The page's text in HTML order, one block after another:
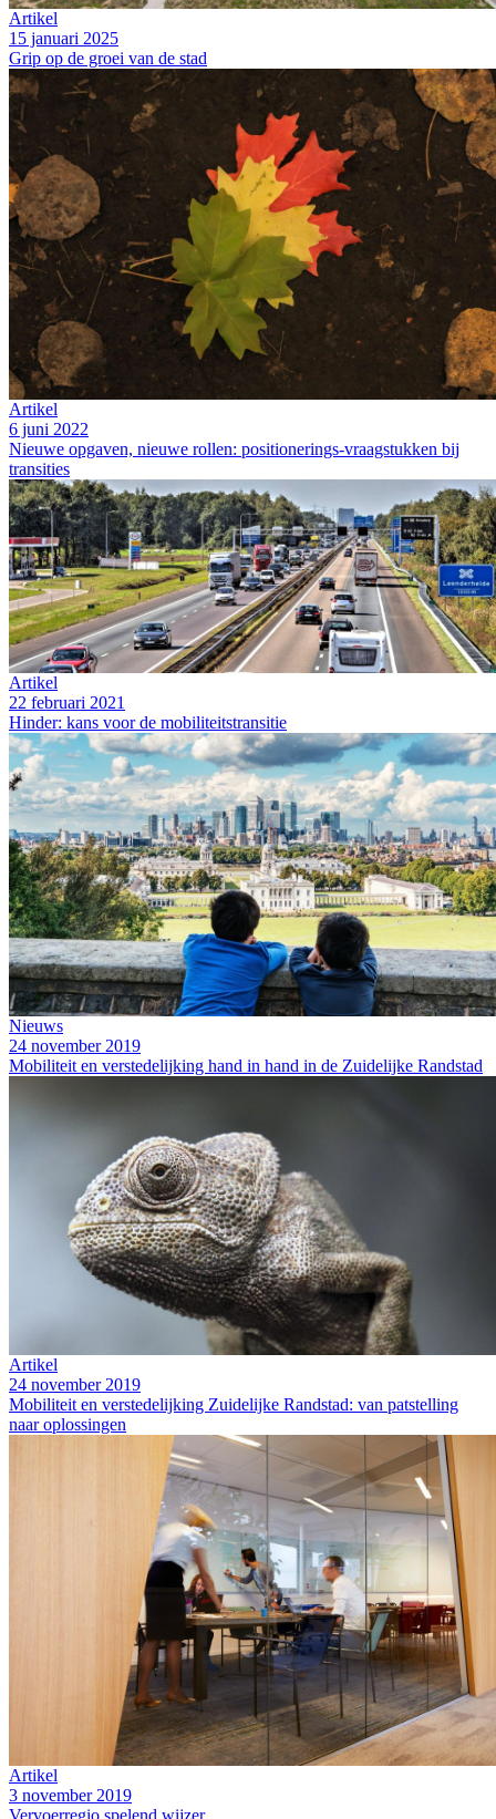
Artikel
15 januari 2025
Grip op de groei van de stad
Artikel
6 juni 2022
Nieuwe opgaven, nieuwe rollen: positionerings-vraagstukken bij
transities
Artikel
22 februari 2021
Hinder: kans voor de mobiliteitstransitie
Nieuws
24 november 2019
Mobiliteit en verstedelijking hand in hand in de Zuidelijke Randstad
Artikel
24 november 2019
Mobiliteit en verstedelijking Zuidelijke Randstad: van patstelling
naar oplossingen
Artikel
3 november 2019
Vervoerregio spelend wijzer